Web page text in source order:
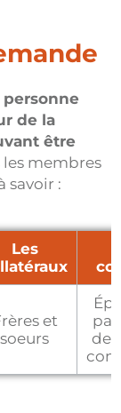
personne
de la
être
les membres
savoir :
Les
et
soeurs
de